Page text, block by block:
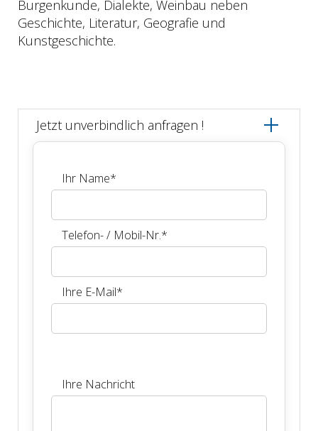
Burgenkunde, Dialekte, Weinbau neben
Geschichte, Literatur, Geografie und
Kunstgeschichte.
Jetzt unverbindlich anfragen !
Ihr Name*
Telefon- / Mobil-Nr.*
Ihre E-Mail*
Ihre Nachricht